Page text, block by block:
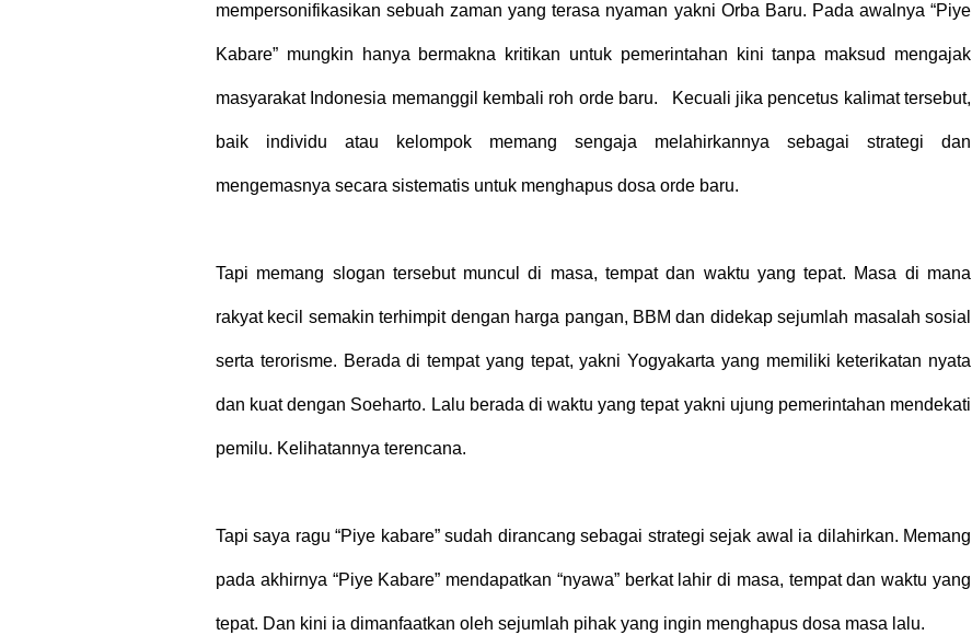
mempersonifikasikan sebuah zaman yang terasa nyaman yakni Orba Baru. Pada awalnya “Piye
Kabare” mungkin hanya bermakna kritikan untuk pemerintahan kini tanpa maksud mengajak
masyarakat Indonesia memanggil kembali roh orde baru. Kecuali jika pencetus kalimat tersebut,
baik individu atau kelompok memang sengaja melahirkannya sebagai strategi dan
mengemasnya secara sistematis untuk menghapus dosa orde baru.
Tapi memang slogan tersebut muncul di masa, tempat dan waktu yang tepat. Masa di mana
rakyat kecil semakin terhimpit dengan harga pangan, BBM dan didekap sejumlah masalah sosial
serta terorisme. Berada di tempat yang tepat, yakni Yogyakarta yang memiliki keterikatan nyata
dan kuat dengan Soeharto. Lalu berada di waktu yang tepat yakni ujung pemerintahan mendekati
pemilu. Kelihatannya terencana.
Tapi saya ragu “Piye kabare” sudah dirancang sebagai strategi sejak awal ia dilahirkan. Memang
pada akhirnya “Piye Kabare” mendapatkan “nyawa” berkat lahir di masa, tempat dan waktu yang
tepat. Dan kini ia dimanfaatkan oleh sejumlah pihak yang ingin menghapus dosa masa lalu.